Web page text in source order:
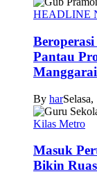
HEADLINE
Pantau
Manggarai
By har
Kilas Metro
Masuk
Bikin